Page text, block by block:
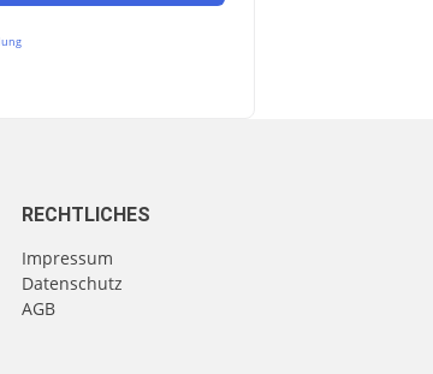
RECHTLICHES
Impressum
Datenschutz
AGB